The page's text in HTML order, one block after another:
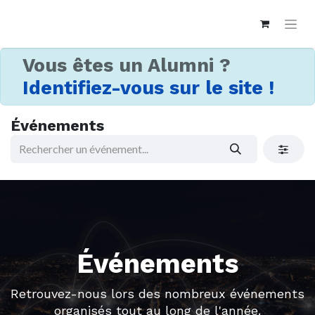
Vous êtes un Alumni ?
Identifiez-vous sur le site !
Événements
Événements
Retrouvez-nous lors des nombreux événements
organisés tout au long de l'année.